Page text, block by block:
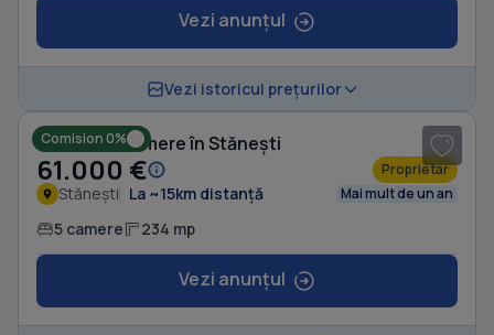
Vezi anunțul
Vezi istoricul prețurilor
Comision 0%
Casă cu 5 camere în Stănești
61.000 € Proprietar
Stănești La ~15km distanță Mai mult de un an
5 camere 234 mp
Vezi anunțul